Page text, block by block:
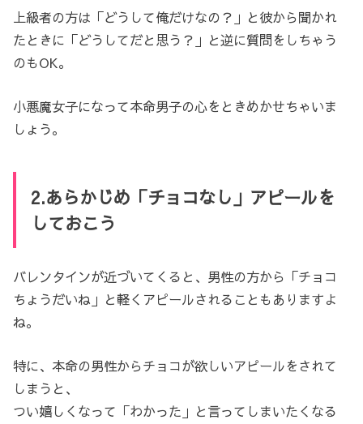
上級者の方は「どうして俺だけなの？」と彼から聞かれ
たときに「どうしてだと思う？」と逆に質問をしちゃう
のもOK。
小悪魔女子になって本命男子の心をときめかせちゃいま
しょう。
2.あらかじめ「チョコなし」アピールを
しておこう
バレンタインが近づいてくると、男性の方から「チョコ
ちょうだいね」と軽くアピールされることもありますよ
ね。
特に、本命の男性からチョコが欲しいアピールをされて
しまうと、
つい嬉しくなって「わかった」と言ってしまいたくなる